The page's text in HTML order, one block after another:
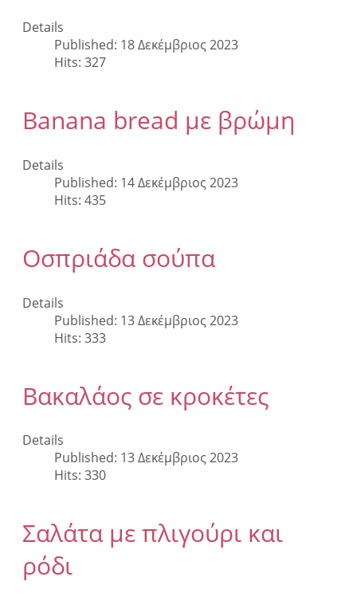
Details
Published: 18 Δεκέμβριος 2023
Hits: 327
Banana bread με βρώμη
Details
Published: 14 Δεκέμβριος 2023
Hits: 435
Οσπριάδα σούπα
Details
Published: 13 Δεκέμβριος 2023
Hits: 333
Βακαλάος σε κροκέτες
Details
Published: 13 Δεκέμβριος 2023
Hits: 330
Σαλάτα με πλιγούρι και
ρόδι